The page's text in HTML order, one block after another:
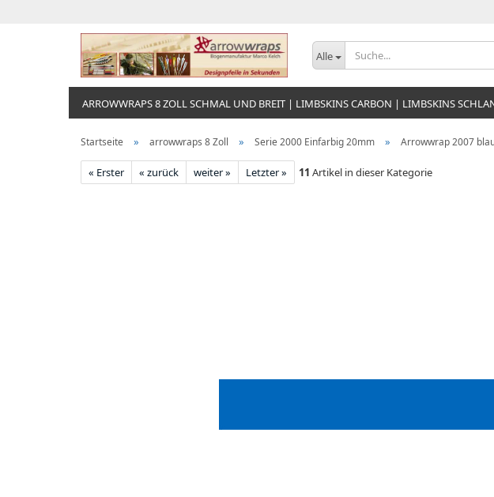
Alle
ARROWWRAPS 8 ZOLL SCHMAL UND BREIT | LIMBSKINS CARBON | LIMBSKINS
Startseite » arrowwraps 8 Zoll » Serie 2000 Einfarbig 20mm » Arrowwrap 2007
« Erster « zurück weiter » Letzter » 11 Artikel in dieser Kategorie